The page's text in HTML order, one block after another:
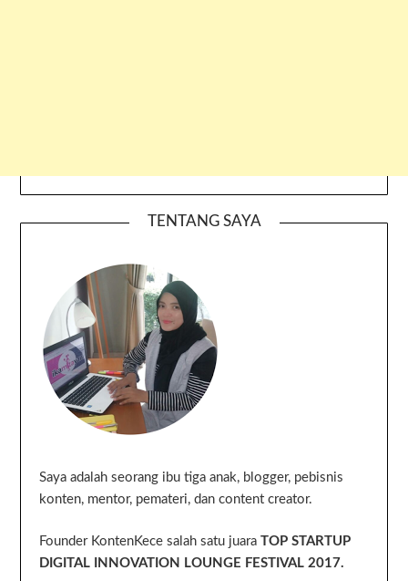
TENTANG SAYA
Saya adalah seorang ibu tiga anak, blogger, pebisnis
konten, mentor, pemateri, dan content creator.
Founder KontenKece salah satu juaraTOP STARTUP
DIGITAL INNOVATION LOUNGE FESTIVAL 2017.